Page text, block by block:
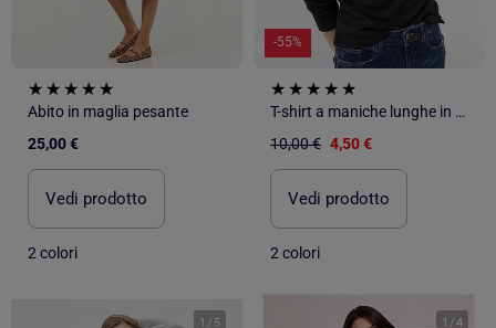
Abito in maglia pesante
25,00 €
Vedi prodotto
2 colori
-55%
T-shirt a maniche lunghe in maglia goffrata
10,00 € 4,50 €
Vedi prodotto
2 colori
1 / 5 1 /4